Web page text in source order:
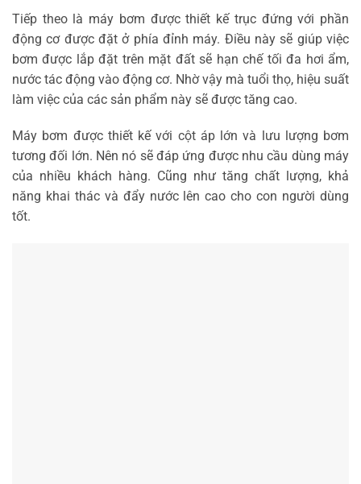
Tiếp theo là máy bơm được thiết kế trục đứng với phần
động cơ được đặt ở phía đỉnh máy. Điều này sẽ giúp việc
bơm được lắp đặt trên mặt đất sẽ hạn chế tối đa hơi ẩm,
nước tác động vào động cơ. Nhờ vậy mà tuổi thọ, hiệu suất
làm việc của các sản phẩm này sẽ được tăng cao.
Máy bơm được thiết kế với cột áp lớn và lưu lượng bơm
tương đối lớn. Nên nó sẽ đáp ứng được nhu cầu dùng máy
của nhiều khách hàng. Cũng như tăng chất lượng, khả
năng khai thác và đẩy nước lên cao cho con người dùng
tốt.